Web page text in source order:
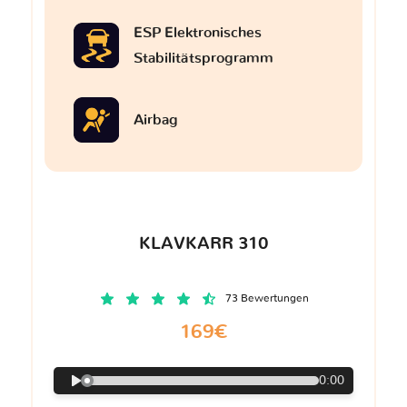
ESP Elektronisches
Stabilitätsprogramm
Airbag
KLAVKARR 310
73 Bewertungen
169€
0:00